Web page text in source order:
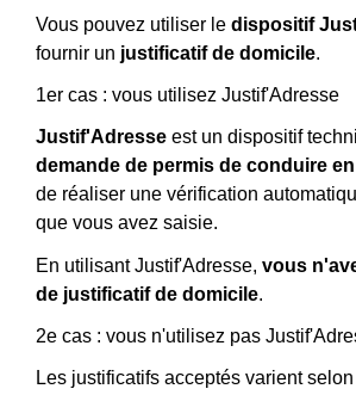
Vous pouvez utiliser le dispositif
fournir un justificatif de domicile.
1er cas : vous utilisez Justif'Adresse
Justif'Adresse est un dispositif
demande de permis de conduire
de réaliser une vérification
que vous avez saisie.
En utilisant Justif'Adresse, vous
de justificatif de domicile.
2e cas : vous n'utilisez pas
Les justificatifs acceptés varient